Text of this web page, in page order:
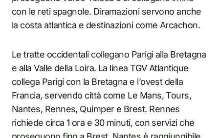
con le reti spagnole. Diramazioni servono anche
la costa atlantica e destinazioni come Arcachon.
Le tratte occidentali collegano Parigi alla Bretagna
e alla Valle della Loira. La linea TGV Atlantique
collega Parigi con la Bretagna e l’ovest della
Francia, servendo città come Le Mans, Tours,
Nantes, Rennes, Quimper e Brest. Rennes
richiede circa 1 ora e 30 minuti, con servizi che